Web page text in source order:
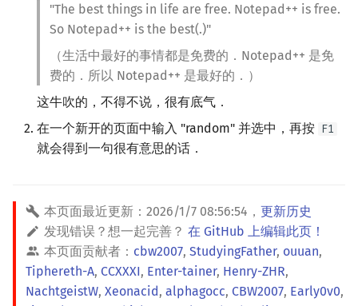
"The best things in life are free. Notepad++ is free.
So Notepad++ is the best(.)"
（生活中最好的事情都是免费的．Notepad++ 是免
费的．所以 Notepad++ 是最好的．）
这牛吹的，不得不说，很有底气．
在一个新开的页面中输入 "random" 并选中，再按 F1
就会得到一句很有意思的话．
本页面最近更新： 2026/1/7 08:56:54 ， 更新历史
发现错误？想一起完善？ 在 GitHub 上编辑此页！
本页面贡献者： cbw2007, StudyingFather, ouuan,
Tiphereth-A, CCXXXI, Enter-tainer, Henry-ZHR,
NachtgeistW, Xeonacid, alphagocc, CBW2007, Early0v0,